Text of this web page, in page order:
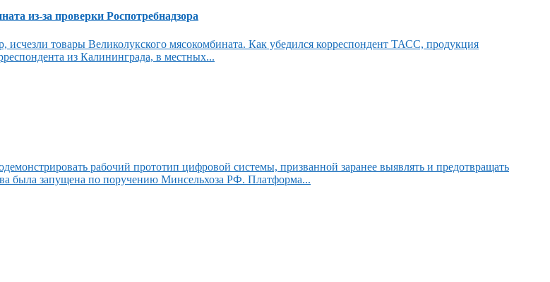
из-за проверки Роспотребнадзора
товары Великолукского мясокомбината. Как убедился корреспондент ТАСС, продукция
из Калининграда, в местных...
рабочий прототип цифровой системы, призванной заранее выявлять и предотвращать
была запущена по поручению Минсельхоза РФ. Платформа...